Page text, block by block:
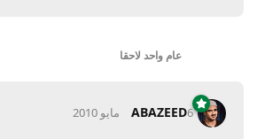
عام واحد لاحقا
ABAZEED6 مايو 2010